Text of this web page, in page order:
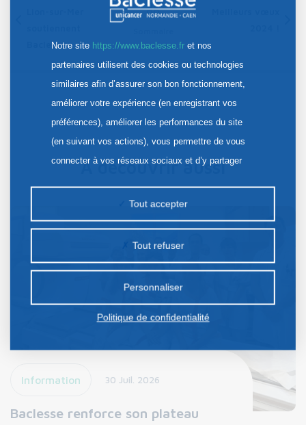
Baclesse
À découvrir aussi
Information 30 Juil. 2026
Baclesse renforce son plateau
Notre site https://www.baclesse.fret nos
partenaires utilisent des cookies ou technologies
similaires afin d’assurer son bon fonctionnement,
améliorer votre expérience (en enregistrant vos
préférences), améliorer les performances du site
(en suivant vos actions), vous permettre de vous
connecter à vos réseaux sociaux et d’y partager
la publicité personnalisée sur notre site ou ceux de
nos partenaires. Certains traceurs non classés
préalable.
Tout accepter
Tout refuser
Personnaliser
Politique de confidentialité